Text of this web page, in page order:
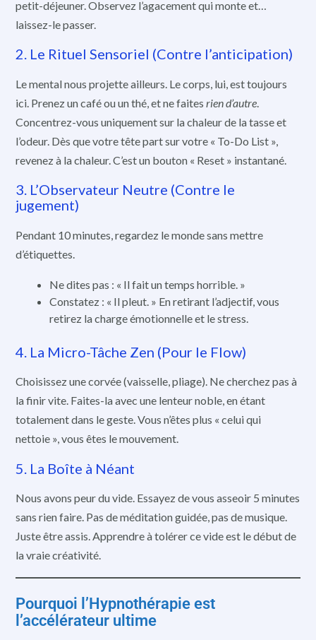
petit-déjeuner. Observez l’agacement qui monte et…
laissez-le passer.
2. Le Rituel Sensoriel (Contre l’anticipation)
Le mental nous projette ailleurs. Le corps, lui, est toujours
ici. Prenez un café ou un thé, et ne faites rien d’autre
Concentrez-vous uniquement sur la chaleur de la tasse et
l’odeur. Dès que votre tête part sur votre « To-Do List »,
revenez à la chaleur. C’est un bouton « Reset » instantané.
3. L’Observateur Neutre (Contre le
jugement)
Pendant 10 minutes, regardez le monde sans mettre
d’étiquettes.
Ne dites pas : « Il fait un temps horrible. »
Constatez : « Il pleut. » En retirant l’adjectif, vous
retirez la charge émotionnelle et le stress.
4. La Micro-Tâche Zen (Pour le Flow)
Choisissez une corvée (vaisselle, pliage). Ne cherchez pas à
la finir vite. Faites-la avec une lenteur noble, en étant
totalement dans le geste. Vous n’êtes plus « celui qui
nettoie », vous êtes le mouvement.
5. La Boîte à Néant
Nous avons peur du vide. Essayez de vous asseoir 5 minutes
sans rien faire. Pas de méditation guidée, pas de musique.
Juste être assis. Apprendre à tolérer ce vide est le début de
la vraie créativité.
Pourquoi l’Hypnothérapie est
l’accélérateur ultime